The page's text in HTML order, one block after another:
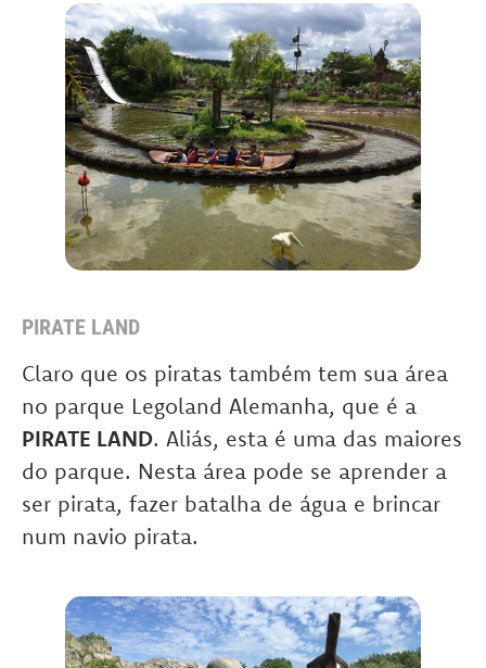
PIRATE LAND
Claro que os piratas também tem sua área
no parque Legoland Alemanha, que é a
PIRATE LAND. Aliás, esta é uma das maiores
do parque. Nesta área pode se aprender a
ser pirata, fazer batalha de água e brincar
num navio pirata.